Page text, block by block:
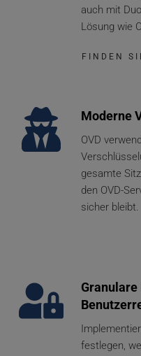
auch mit
Lösung wie
FINDEN
Moderne
OVD
gesamte
den OVD-
sicher bleibt.
festlegen,